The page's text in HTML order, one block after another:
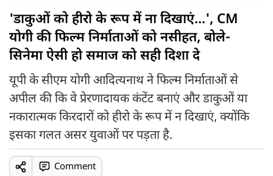
'डाकुओं को हीरो के रूप में ना दिखाएं...', CM
योगी की फिल्म निर्माताओं को नसीहत, बोले-
सिनेमा ऐसी हो समाज को सही दिशा दे
यूपी के सीएम योगी आदित्यनाथ ने फिल्म निर्माताओं से
अपील की कि वे प्रेरणादायक कंटेंट बनाएं और डाकुओं या
नकारात्मक किरदारों को हीरो के रूप में न दिखाएं, क्योंकि
इसका गलत असर युवाओं पर पड़ता है.
Comment